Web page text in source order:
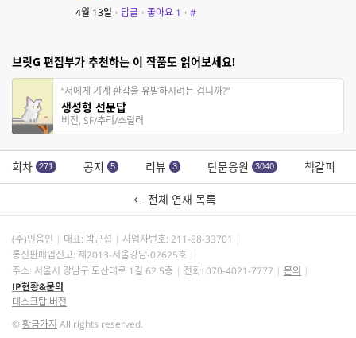
4월 13일 · 답글 · 좋아요 1 · #
브릿G 편집부가 추천하는 이 작품도 읽어보세요!
“저에게 기계 환각을 유발하시려는 겁니까?”
생성형 선문답
비전, SF/추리/스릴러
회차 271 공지 5 리뷰 3 단문응원 3040 책갈피
← 전체 연재 목록
(주)민음인 대표: 박근섭 사업자번호: 211-88-33701
통신판매업신고: 제2013-서울강남-02625호
주소: 서울시 강남구 도산대로 1길 62 5층
전화: 070-4021-7777
문의
IP현황&문의
데스크탑 버전
©황금가지 All rights reserved.